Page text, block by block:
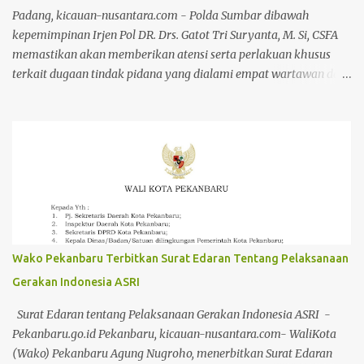
Irjen Herry Heryawan, Penyidik Tindak Pidana Utama Tk I
Bareskrim Polri Irjen M Zulkarnain, Pangda...
Padang, kicauan-nusantara.com - Polda Sumbar dibawah
kepemimpinan Irjen Pol DR. Drs. Gatot Tri Suryanta, M. Si, CSFA
memastikan akan memberikan atensi serta perlakuan khusus
terkait dugaan tindak pidana yang dialami empat wartawan dari
perlawanan yang dilakukan Pers Riau dan Sumatera Barat atas
nama Pers Indonesia terus berlanjut. Setelah memperoleh
keterangan langsung dari ke 4 wartawan Riau yang mendapatkan
perlakuan dugaan tindak pidana di Tanjung Lolo Kabupaten
Sijunjung, para jurnalis, korban dan kuasa hukumnya mendatangi
Mapolda Sumbar. Pertemuan dengan Polda Sumbar difasilitasi
Joni Sikumbang, SH salah seorang tokoh Pers Sumbar yang peduli
akan nasib yang menimpa wartawan Riau. Pada pertemuan Rabu
(19/3) itu dihadiri Kombes T. Fani selaku Dirreskrimum, AKBP
Abdul Azis, Wadir krimum dan AKBP...
Wako Pekanbaru Terbitkan Surat Edaran Tentang Pelaksanaan
Gerakan Indonesia ASRI
Surat Edaran tentang Pelaksanaan Gerakan Indonesia ASRI -
Pekanbaru.go.id Pekanbaru, kicauan-nusantara.com- WaliKota
(Wako) Pekanbaru Agung Nugroho, menerbitkan Surat Edaran